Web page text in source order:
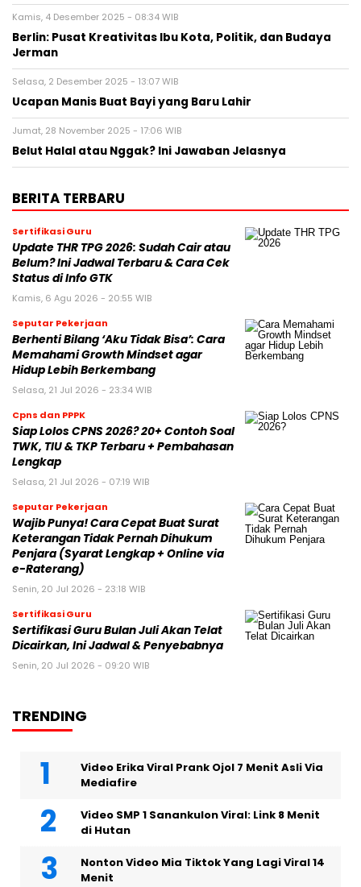
Kamis, 4 Desember 2025 - 08:34 WIB
Berlin: Pusat Kreativitas Ibu Kota, Politik, dan Budaya
Jerman
Selasa, 2 Desember 2025 - 13:07 WIB
Ucapan Manis Buat Bayi yang Baru Lahir
Jumat, 28 November 2025 - 17:06 WIB
Belut Halal atau Nggak? Ini Jawaban Jelasnya
BERITA TERBARU
Sertifikasi Guru
Update THR TPG 2026: Sudah Cair atau
Belum? Ini Jadwal Terbaru & Cara Cek
Status di Info GTK
Kamis, 6 Agu 2026 - 20:55 WIB
Seputar Pekerjaan
Berhenti Bilang ‘Aku Tidak Bisa’: Cara
Memahami Growth Mindset agar
Hidup Lebih Berkembang
Selasa, 21 Jul 2026 - 23:34 WIB
Cpns dan PPPK
Siap Lolos CPNS 2026? 20+ Contoh Soal
TWK, TIU & TKP Terbaru + Pembahasan
Lengkap
Selasa, 21 Jul 2026 - 07:19 WIB
Seputar Pekerjaan
Wajib Punya! Cara Cepat Buat Surat
Keterangan Tidak Pernah Dihukum
Penjara (Syarat Lengkap + Online via
e-Raterang)
Senin, 20 Jul 2026 - 23:18 WIB
Sertifikasi Guru
Sertifikasi Guru Bulan Juli Akan Telat
Dicairkan, Ini Jadwal & Penyebabnya
Senin, 20 Jul 2026 - 09:20 WIB
TRENDING
Video Erika Viral Prank Ojol 7 Menit Asli Via
Mediafire
Video SMP 1 Sanankulon Viral: Link 8 Menit
di Hutan
Nonton Video Mia Tiktok Yang Lagi Viral 14
Menit